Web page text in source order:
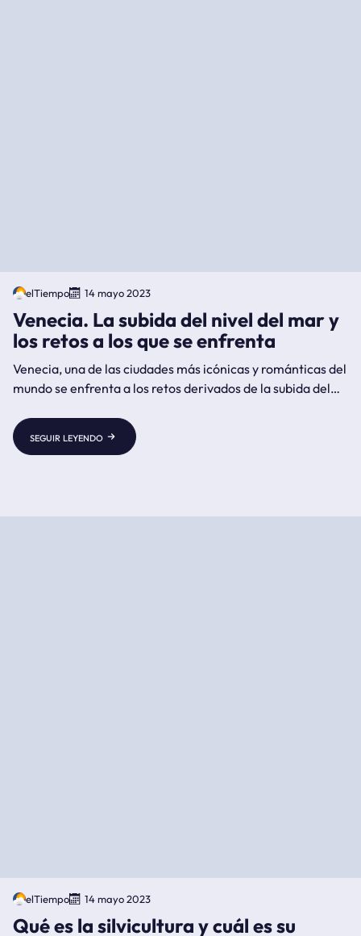
elTiempo 14 mayo 2023
Venecia. La subida del nivel del mar y
los retos a los que se enfrenta
Venecia, una de las ciudades más icónicas y románticas del
mundo se enfrenta a los retos derivados de la subida del
seguir leyendo
elTiempo 14 mayo 2023
Qué es la silvicultura y cuál es su